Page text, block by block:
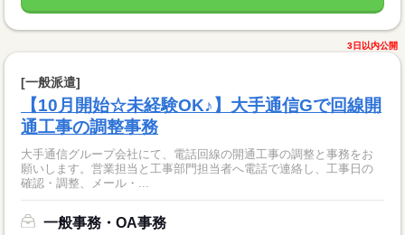
3日以内公開
[一般派遣]
【10月開始☆未経験OK♪】大手通信Gで回線開
通工事の調整事務
大手通信グループ会社にて、電話回線の開通工事の調整と事務をお
願いします。営業担当と工事部門担当者へ電話で連絡し、工事日の
確認・調整、メール・...
一般事務・OA事務